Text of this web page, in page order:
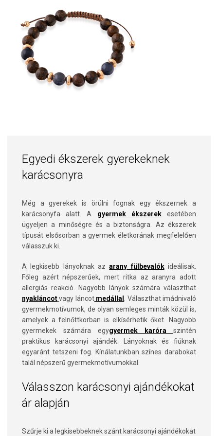
Egyedi ékszerek gyerekeknek
karácsonyra
Még a gyerekek is örülni fognak egy ékszernek a
karácsonyfa alatt. A gyermek ékszerekesetében
ügyeljen a minőségre és a biztonságra. Az ékszerek
típusát elsősorban a gyermek életkorának megfelelően
válasszuk ki.
A legkisebb lányoknak azarany fülbevalókideálisak.
Főleg azért népszerűek, mert ritka az aranyra adott
allergiás reakció. Nagyobb lányok számára választhat
nyakláncot vagy láncotmedállal . Választhat imádnivaló
gyermekmotívumok, de olyan semleges minták közül is,
amelyek a felnőttkorban is elkísérhetik őket. Nagyobb
gyermekek számára egygyermek karóra szintén
praktikus karácsonyi ajándék. Lányoknak és fiúknak
egyaránt tetszeni fog. Kínálatunkban színes darabokat
talál népszerű gyermekmotívumokkal.
Válasszon karácsonyi ajándékokat
ár alapján
Szűrje ki a legkisebbeknek szánt karácsonyi ajándékokat